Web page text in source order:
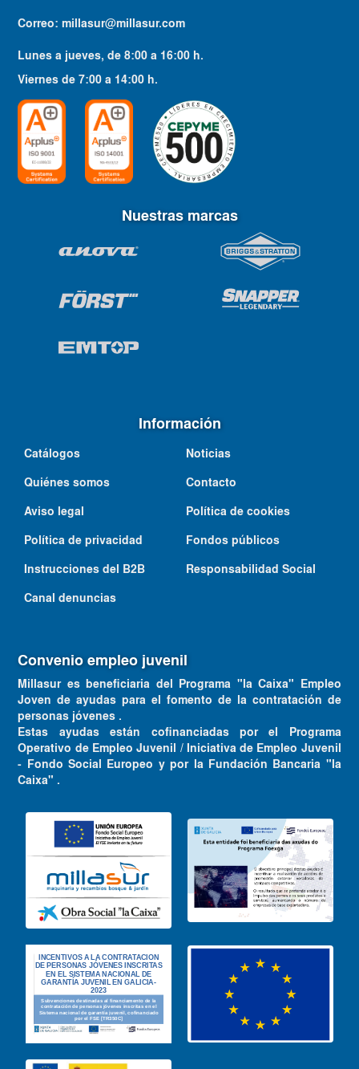
Correo:millasur@millasur.com
Lunes a jueves, de8:00 a 16:00 h.
Viernes de7:00 a 14:00 h.
Nuestras marcas
Información
Catálogos
Noticias
Quiénes somos
Contacto
Aviso legal
Política de cookies
Política de privacidad
Fondos públicos
Instrucciones del B2B
Responsabilidad Social
Canal denuncias
Convenio empleo juvenil
Millasur es beneficiaria del Programa "la Caixa" Empleo
Joven de ayudas para el fomento de la contratación de
personas jóvenes .
Estas ayudas están cofinanciadas por el Programa
Operativo de Empleo Juvenil / Iniciativa de Empleo Juvenil
- Fondo Social Europeo y por la Fundación Bancaria "la
Caixa" .